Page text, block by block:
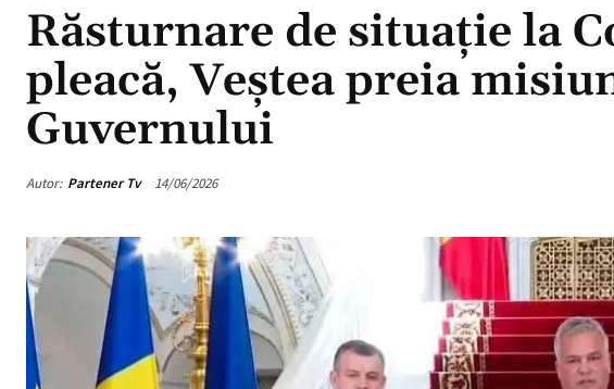
Răsturnare de situație la
pleacă, Veștea preia
Guvernului
Autor: Partener Tv 14/06/2026